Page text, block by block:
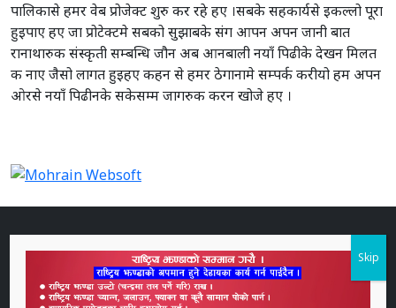
पालिकासे हमर वेब प्रोजेक्ट शुरु कर रहे हए ।सबके सहकार्यसे इकल्लो पूरा
हुइपाए हए जा प्रोटेक्टमे सबको सुझाबके संग आपन अपन जानी बात
रानाथारुक संस्कृती सम्बन्धि जौन अब आनबाली नयाँ पिढीके देखन मिलत
क नाए जैसो लागत हुइहए कहन से हमर ठेगानामे सम्पर्क करीयो हम अपन
ओरसे नयाँ पिढीनके सकेसम्म जागरुक करन खोजे हए ।
Skip